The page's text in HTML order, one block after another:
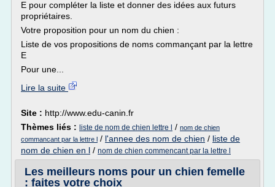
E pour compléter la liste et donner des idées aux futurs
propriétaires.
Votre proposition pour un nom du chien :
Liste de vos propositions de noms commançant par la lettre
E
Pour une...
Lire la suite
Site : http://www.edu-canin.fr
Thèmes liés : liste de nom de chien lettre l / nom de chien
commancant par la lettre l / l'annee des nom de chien / liste de
nom de chien en l / nom de chien commencant par la lettre l
Les meilleurs noms pour un chien femelle
: faites votre choix